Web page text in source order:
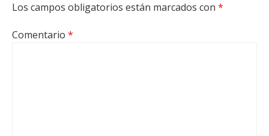
Los campos obligatorios están marcados con *
Comentario *